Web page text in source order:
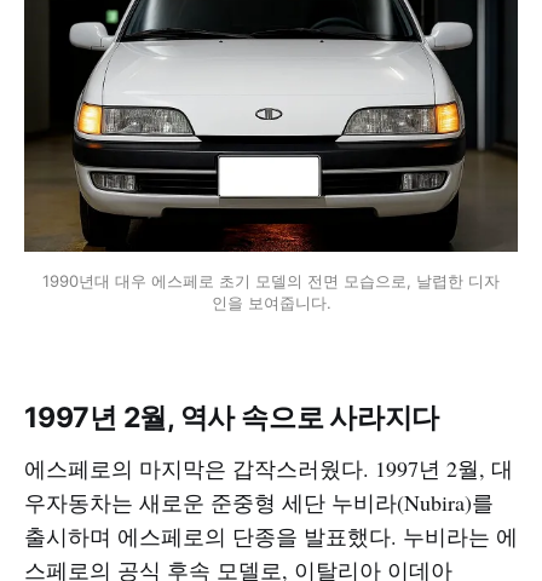
1990년대 대우 에스페로 초기 모델의 전면 모습으로, 날렵한 디자
인을 보여줍니다.
1997년 2월, 역사 속으로 사라지다
에스페로의 마지막은 갑작스러웠다. 1997년 2월, 대
우자동차는 새로운 준중형 세단 누비라(Nubira)를
출시하며 에스페로의 단종을 발표했다. 누비라는 에
스페로의 공식 후속 모델로, 이탈리아 이데아